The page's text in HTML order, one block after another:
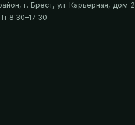
г. Брест, ул. Карьерная, дом 2
8:30–17:30